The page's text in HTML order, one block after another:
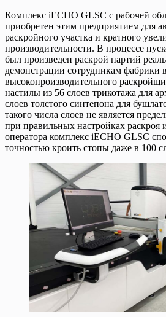
Комплекс iECHO GLSC с рабочей
приобретен этим предприятием для
раскройного участка и кратного
производительности. В процессе
был произведен раскрой партий
демонстрации сотрудникам фабрики
высокопроизводительного
настилы из 56 слоев трикотажа для
слоев толстого синтепона для
такого числа слоев не является
при правильных настройках раскроя
оператора комплекс iECHO GLSC
точностью кроить стопы даже в 100